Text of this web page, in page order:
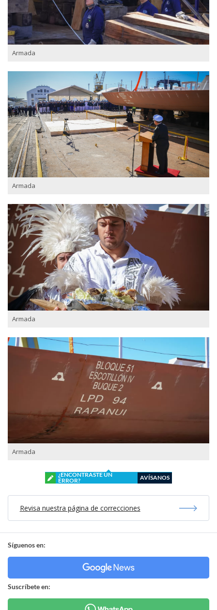
Armada
Armada
Armada
Armada
¿ENCONTRASTE UN
ERROR?
AVÍSANOS
Revisa nuestra página de correcciones
Síguenos en:
Suscríbete en: